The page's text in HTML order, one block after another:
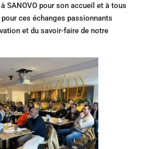
SANOVO pour son accueil et à tous
ces échanges passionnants
et du savoir-faire de notre